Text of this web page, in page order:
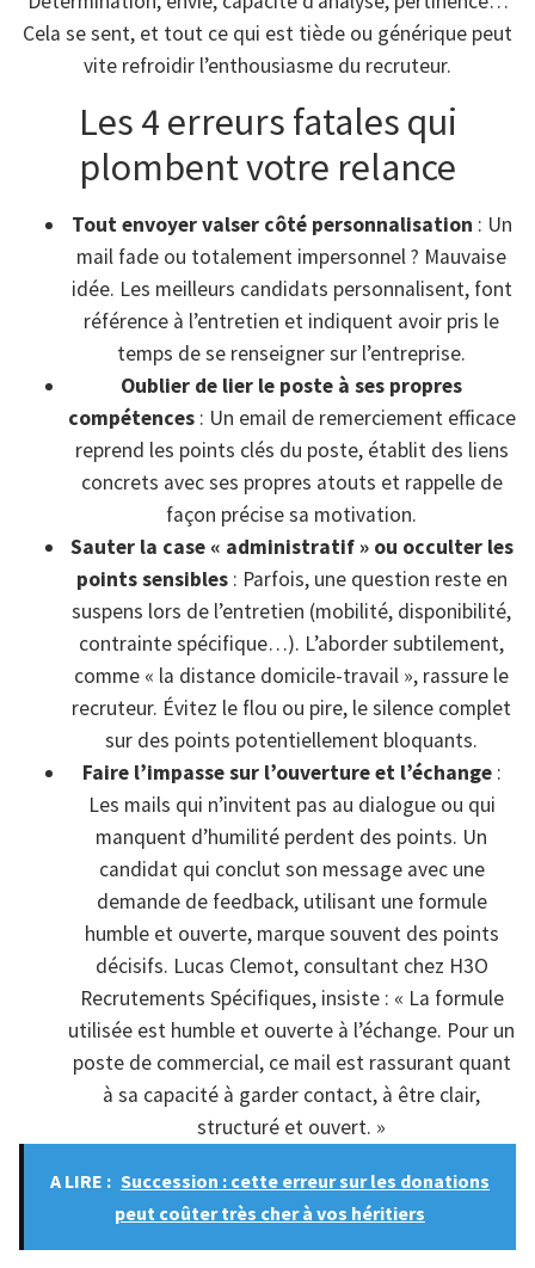
Cela se sent, et tout ce qui est tiède ou générique peut
vite refroidir l’enthousiasme du recruteur.
Les 4 erreurs fatales qui
plombent votre relance
Tout envoyer valser côté personnalisation : Un
mail fade ou totalement impersonnel ? Mauvaise
idée. Les meilleurs candidats personnalisent, font
référence à l’entretien et indiquent avoir pris le
temps de se renseigner sur l’entreprise.
Oublier de lier le poste à ses propres
compétences: Un email de remerciement efficace
reprend les points clés du poste, établit des liens
concrets avec ses propres atouts et rappelle de
façon précise sa motivation.
Sauter la case « administratif » ou occulter les
points sensibles: Parfois, une question reste en
suspens lors de l’entretien (mobilité, disponibilité,
contrainte spécifique…). L’aborder subtilement,
comme « la distance domicile-travail », rassure le
recruteur. Évitez le flou ou pire, le silence complet
sur des points potentiellement bloquants.
Faire l’impasse sur l’ouverture et l’échange:
Les mails qui n’invitent pas au dialogue ou qui
manquent d’humilité perdent des points. Un
candidat qui conclut son message avec une
demande de feedback, utilisant une formule
humble et ouverte, marque souvent des points
décisifs. Lucas Clemot, consultant chez H3O
Recrutements Spécifiques, insiste : « La formule
utilisée est humble et ouverte à l’échange. Pour un
poste de commercial, ce mail est rassurant quant
à sa capacité à garder contact, à être clair,
structuré et ouvert. »
A LIRE : Succession : cette erreur sur les donations
peut coûter très cher à vos héritiers